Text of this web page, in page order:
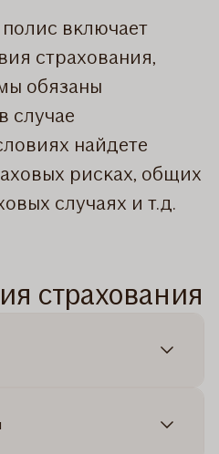
включает
страхования,
обязаны
случае
найдете
рисках, общих
случаях и т.д.
страхования